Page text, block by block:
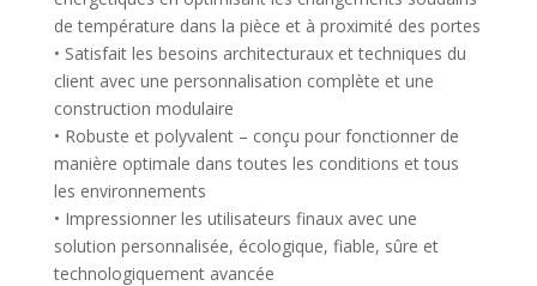
de température dans la pièce et à proximité des portes
• Satisfait les besoins architecturaux et techniques du
client avec une personnalisation complète et une
construction modulaire
• Robuste et polyvalent – conçu pour fonctionner de
manière optimale dans toutes les conditions et tous
les environnements
• Impressionner les utilisateurs finaux avec une
solution personnalisée, écologique, fiable, sûre et
technologiquement avancée